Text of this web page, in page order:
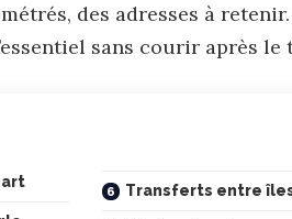
des adresses à
sans courir après le
Transferts entre